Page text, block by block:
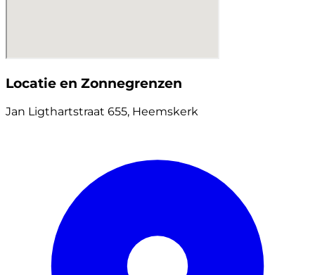
Locatie en Zonnegrenzen
Jan Ligthartstraat 655, Heemskerk